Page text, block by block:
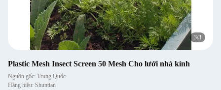
1/3
Plastic Mesh Insect Screen 50 Mesh Cho lưới nhà kính
Nguồn gốc: Trung Quốc
Hàng hiệu: Shuntian